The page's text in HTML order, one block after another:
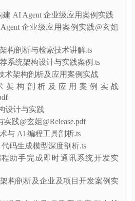
模型应用架构设计&构建智能问答
AI Agent 企业级应用案例实践
企业级应用案例实践@玄姐
构剖析与检索技术讲解.ts
系统架构设计与实践案例.ts
术架构剖析及应用案例实战
架构剖析及应用案例实战
设计与实践
实践@玄姐@Release.pdf
与 AI 编程工具剖析.ts
码生成模型深度剖析.ts
助手完成即时通讯系统开发实